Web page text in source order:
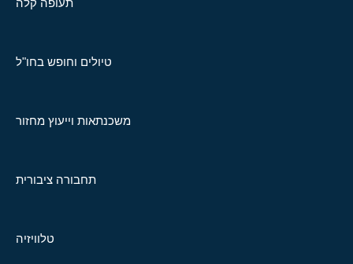
תעופה קלה
טיולים וחופש בחו"ל
משכנתאות וייעוץ מחזור
תחבורה ציבורית
טלוויזיה